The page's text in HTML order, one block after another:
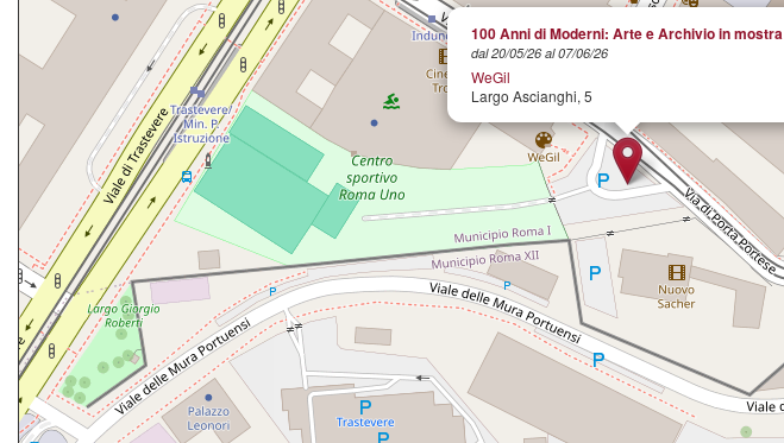
100 Anni di Moderni: Arte e Archivio in mostra
dal 20/05/26 al 07/06/26
WeGil
Largo Ascianghi, 5